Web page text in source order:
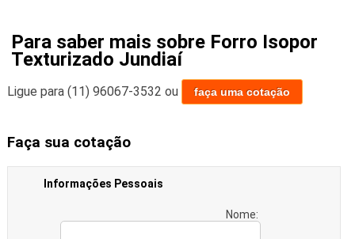
Para saber mais sobre Forro Isopor
Texturizado Jundiaí
Ligue para (11) 96067-3532 ou faça uma cotação
Faça sua cotação
Informações Pessoais
Nome: